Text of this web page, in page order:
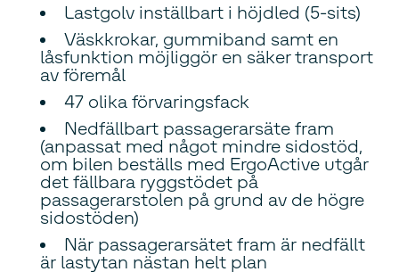
Lastgolv inställbart i höjdled (5-sits)
Väskkrokar, gummiband samt en
låsfunktion möjliggör en säker transport
av föremål
47 olika förvaringsfack
Nedfällbart passagerarsäte fram
(anpassat med något mindre sidostöd,
om bilen beställs med ErgoActive utgår
det fällbara ryggstödet på
passagerarstolen på grund av de högre
sidostöden)
När passagerarsätet fram är nedfällt
är lastytan nästan helt plan